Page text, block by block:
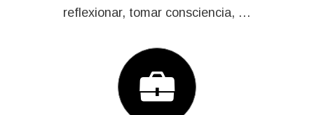
reflexionar, tomar consciencia, …